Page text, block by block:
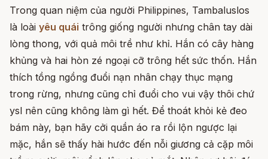
Trong quan niệm của người Philippines, Tambaluslos
là loài yêu quái trông giống người nhưng chân tay dài
lòng thong, với quả môi trề như khỉ. Hắn có cây hàng
khủng và hai hòn zé ngoại cỡ trông hết sức thốn. Hắn
thích tồng ngồng đuổi nạn nhân chạy thục mạng
trong rừng, nhưng cũng chỉ đuổi cho vui vậy thôi chứ
ysl nên cũng không làm gì hết. Để thoát khỏi kẻ đeo
bám này, bạn hãy cởi quần áo ra rồi lộn ngược lại
mặc, hắn sẽ thấy hài hước đến nỗi giương cả cặp môi